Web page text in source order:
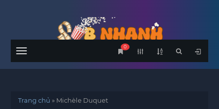
Menu
0
Trang chủ » Michèle Duquet